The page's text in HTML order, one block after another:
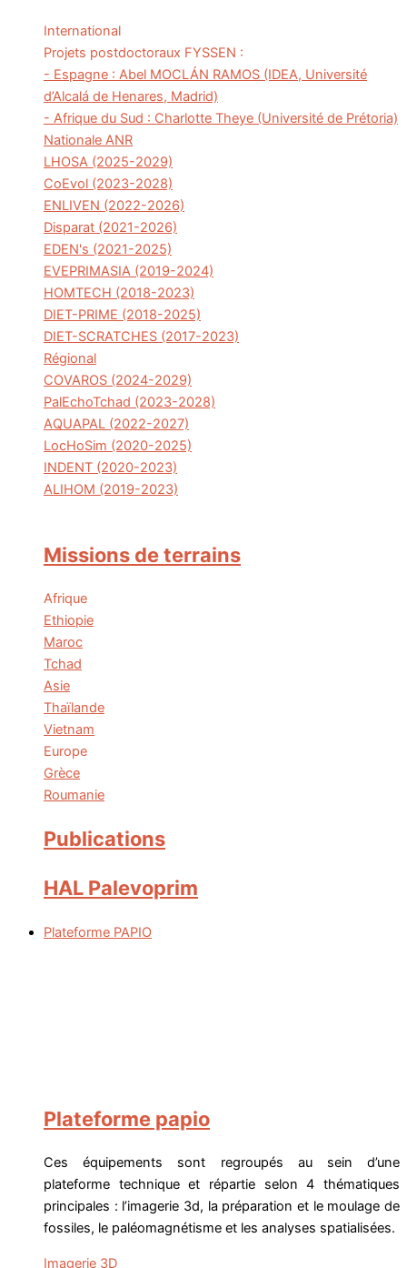
International
Projets postdoctoraux FYSSEN :
- Espagne : Abel MOCLÁN RAMOS (IDEA, Université
d’Alcalá de Henares, Madrid)
- Afrique du Sud : Charlotte Theye (Université de Prétoria)
Nationale ANR
LHOSA (2025-2029)
CoEvol (2023-2028)
ENLIVEN (2022-2026)
Disparat (2021-2026)
EDEN's (2021-2025)
EVEPRIMASIA (2019-2024)
HOMTECH (2018-2023)
DIET-PRIME (2018-2025)
DIET-SCRATCHES (2017-2023)
Régional
COVAROS (2024-2029)
PalEchoTchad (2023-2028)
AQUAPAL (2022-2027)
LocHoSim (2020-2025)
INDENT (2020-2023)
ALIHOM (2019-2023)
Missions de terrains
Afrique
Ethiopie
Maroc
Tchad
Asie
Thaïlande
Vietnam
Europe
Grèce
Roumanie
Publications
HAL Palevoprim
Plateforme PAPIO
Plateforme papio
Ces équipements sont regroupés au sein d’une
plateforme technique et répartie selon 4 thématiques
principales : l’imagerie 3d, la préparation et le moulage de
fossiles, le paléomagnétisme et les analyses spatialisées.
Imagerie 3D